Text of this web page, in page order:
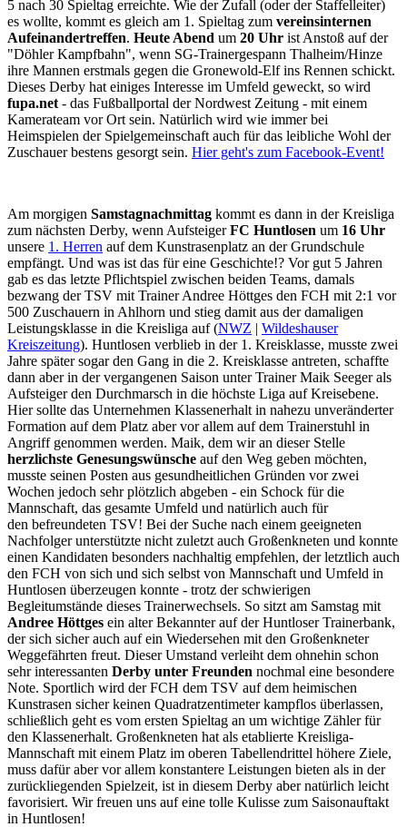
5 nach 30 Spieltag erreichte. Wie der Zufall (oder der Staffelleiter)
es wollte, kommt es gleich am 1. Spieltag zum vereinsinternen
Aufeinandertreffen. Heute Abend um 20 Uhr ist Anstoß auf der
"Döhler Kampfbahn", wenn SG-Trainergespann Thalheim/Hinze
ihre Mannen erstmals gegen die Gronewold-Elf ins Rennen schickt.
Dieses Derby hat einiges Interesse im Umfeld geweckt, so wird
fupa.net - das Fußballportal der Nordwest Zeitung - mit einem
Kamerateam vor Ort sein. Natürlich wird wie immer bei
Heimspielen der Spielgemeinschaft auch für das leibliche Wohl der
Zuschauer bestens gesorgt sein. Hier geht's zum Facebook-Event!
Am morgigen Samstagnachmittag kommt es dann in der Kreisliga
zum nächsten Derby, wenn AufsteigerFC Huntlosen um 16 Uhr
unsere 1. Herren auf dem Kunstrasenplatz an der Grundschule
empfängt. Und was ist das für eine Geschichte!? Vor gut 5 Jahren
gab es das letzte Pflichtspiel zwischen beiden Teams, damals
bezwang der TSV mit Trainer Andree Höttges den FCH mit 2:1 vor
500 Zuschauern in Ahlhorn und stieg damit aus der damaligen
Leistungsklasse in die Kreisliga auf (NWZ | Wildeshauser
Kreiszeitung). Huntlosen verblieb in der 1. Kreisklasse, musste zwei
Jahre später sogar den Gang in die 2. Kreisklasse antreten, schaffte
dann aber in der vergangenen Saison unter Trainer Maik Seeger als
Aufsteiger den Durchmarsch in die höchste Liga auf Kreisebene.
Hier sollte das Unternehmen Klassenerhalt in nahezu unveränderter
Formation auf dem Platz aber vor allem auf dem Trainerstuhl in
Angriff genommen werden. Maik, dem wir an dieser Stelle
herzlichste Genesungswünsche auf den Weg geben möchten,
musste seinen Posten aus gesundheitlichen Gründen vor zwei
Wochen jedoch sehr plötzlich abgeben - ein Schock für die
Mannschaft, das gesamte Umfeld und natürlich auch für
den befreundeten TSV! Bei der Suche nach einem geeigneten
Nachfolger unterstützte nicht zuletzt auch Großenkneten und konnte
einen Kandidaten besonders nachhaltig empfehlen, der letztlich auch
den FCH von sich und sich selbst von Mannschaft und Umfeld in
Huntlosen überzeugen konnte - trotz der schwierigen
Begleitumstände dieses Trainerwechsels. So sitzt am Samstag mit
Andree Höttges ein alter Bekannter auf der Huntloser Trainerbank,
der sich sicher auch auf ein Wiedersehen mit den Großenkneter
Weggefährten freut. Dieser Umstand verleiht dem ohnehin schon
sehr interessanten Derby unter Freunden nochmal eine besondere
Note. Sportlich wird der FCH dem TSV auf dem heimischen
Kunstrasen sicher keinen Quadratzentimeter kampflos überlassen,
schließlich geht es vom ersten Spieltag an um wichtige Zähler für
den Klassenerhalt. Großenkneten hat als etablierte Kreisliga-
Mannschaft mit einem Platz im oberen Tabellendrittel höhere Ziele,
muss dafür aber vor allem konstantere Leistungen bieten als in der
zurückliegenden Spielzeit, ist in diesem Derby aber natürlich leicht
favorisiert. Wir freuen uns auf eine tolle Kulisse zum Saisonauftakt
in Huntlosen!